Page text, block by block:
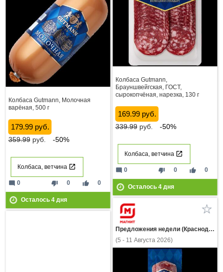
Колбаса Gutmann,
Брауншвейгская, ГОСТ,
сырокопчёная, нарезка, 130 г
169.99 руб.
339.99руб. -50%
Колбаса, ветчина
thumb_down 0 thumb_up 0
mode_comment 0
Осталось 4дня
Колбаса Gutmann, Молочная
варёная, 500 г
179.99 руб.
359.99руб. -50%
Колбаса, ветчина
thumb_down 0 thumb_up 0
mode_comment 0
Осталось 4дня
Предложения недели (Краснодарский край)
(5 - 11 Августа 2026)